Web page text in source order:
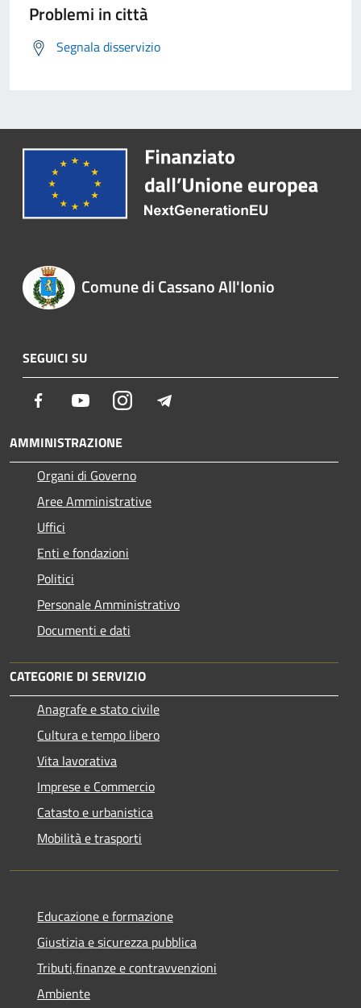
Problemi in città
Segnala disservizio
Comune di Cassano All'Ionio
SEGUICI SU
Facebook YoutubeInstagram
AMMINISTRAZIONE
Organi di Governo
Aree Amministrative
Uffici
Enti e fondazioni
Politici
Personale Amministrativo
Documenti e dati
CATEGORIE DI SERVIZIO
Anagrafe e stato civile
Cultura e tempo libero
Vita lavorativa
Imprese e Commercio
Catasto e urbanistica
Mobilità e trasporti
Educazione e formazione
Giustizia e sicurezza pubblica
Tributi,finanze e contravvenzioni
Ambiente